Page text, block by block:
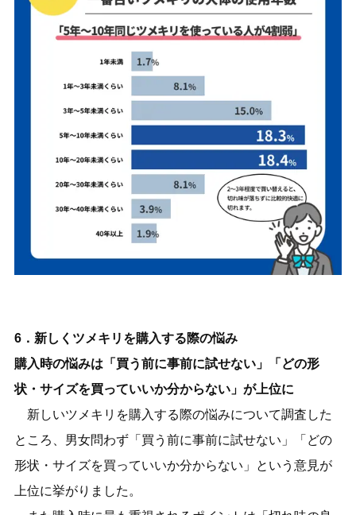
6．新しくツメキリを購入する際の悩み
購入時の悩みは「買う前に事前に試せない」「どの形
状・サイズを買っていいか分からない」が上位に
新しいツメキリを購入する際の悩みについて調査した
ところ、男女問わず「買う前に事前に試せない」「どの
形状・サイズを買っていいか分からない」という意見が
上位に挙がりました。